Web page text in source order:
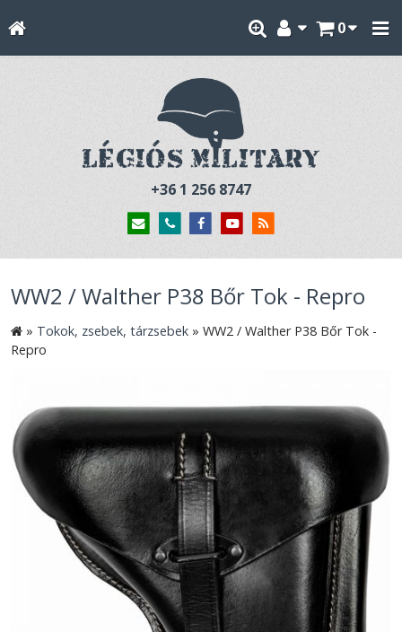
0
+36 1 256 8747
WW2 / Walther P38 Bőr Tok - Repro
» Tokok, zsebek, tárzsebek » WW2 / Walther P38 Bőr Tok -
Repro